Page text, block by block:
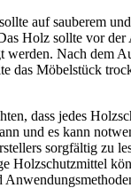
auf sauberem
Holz sollte vor
werden. Nach dem
das Möbelstück
dass jedes
und es kann
sorgfältig zu
Holzschutzmittel